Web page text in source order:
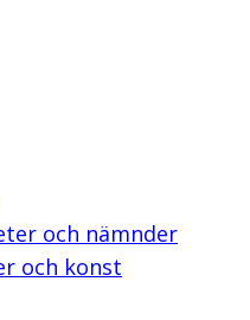
och nämnder
och konst